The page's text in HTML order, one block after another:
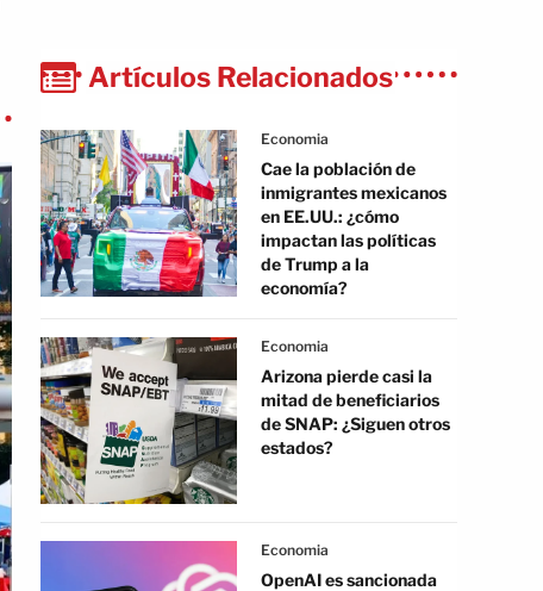
Artículos Relacionados
Economia
Cae la población de
inmigrantes mexicanos
en EE.UU.: ¿cómo
impactan las políticas
de Trump a la
economía?
Economia
Arizona pierde casi la
mitad de beneficiarios
de SNAP: ¿Siguen otros
estados?
Economia
OpenAI es sancionada